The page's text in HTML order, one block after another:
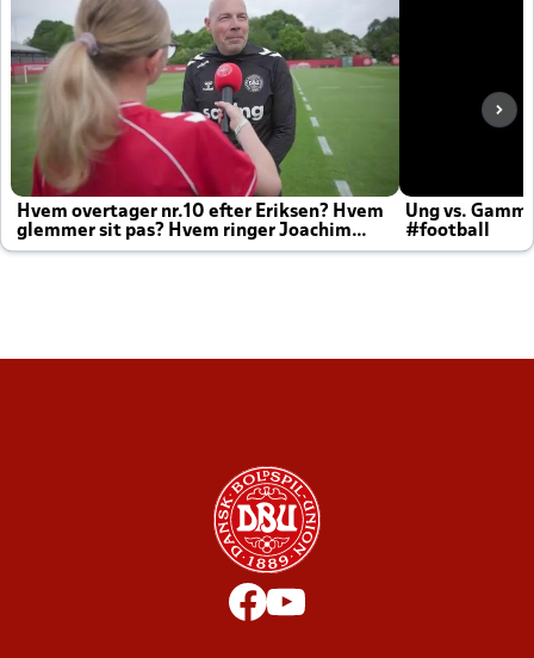
Hvem overtager nr.10 efter Eriksen? Hvem
glemmer sit pas? Hvem ringer Joachim
altid til efter kampe?
Ung vs.
#football